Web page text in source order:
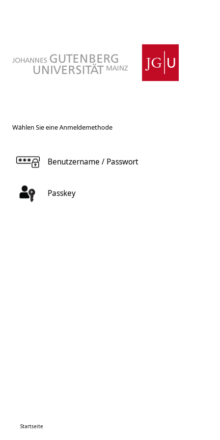
Wählen Sie eine Anmeldemethode
Benutzername / Passwort
Passkey
Startseite